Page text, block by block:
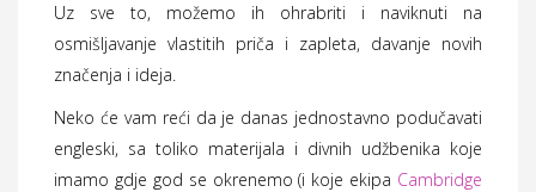
Uz sve to, možemo ih ohrabriti i naviknuti na
osmišljavanje vlastitih priča i zapleta, davanje novih
značenja i ideja.
Neko će vam reći da je danas jednostavno podučavati
engleski, sa toliko materijala i divnih udžbenika koje
imamo gdje god se okrenemo (i koje ekipa Cambridge